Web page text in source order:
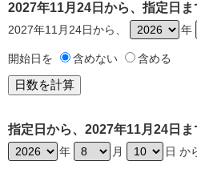
2027年11月24日から、指定日
2027年11月24日から、 年
開始日を 含めない 含める
指定日から、2027年11月24日
年 月 日 か